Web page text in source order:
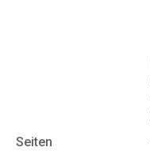
Seiten